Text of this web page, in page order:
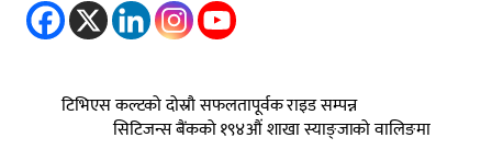
टिभिएस कल्टको दोस्रौ सफलतापूर्वक राइड सम्पन्न
सिटिजन्स बैंकको १९४औं शाखा स्याङ्जाको वालिङमा